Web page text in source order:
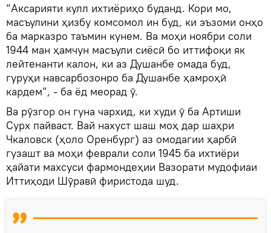
“Аксарияти кулл ихтиёриҳо буданд. Кори мо,
масъулини ҳизбу комсомол ин буд, ки эъзоми онҳо
ба марказро таъмин кунем. Ва моҳи ноябри соли
1944 ман ҳамчун масъули сиёсӣ бо иттифоқи як
лейтенанти калон, ки аз Душанбе омада буд,
гуруҳи навсарбозонро ба Душанбе ҳамроҳӣ
кардем”, - ба ёд меорад ӯ.
Ва рӯзгор он гуна чархид, ки худи ӯ ба Артиши
Сурх пайваст. Вай нахуст шаш моҳ дар шаҳри
Чкаловск (ҳоло Оренбург) аз омодагии ҳарбӣ
гузашт ва моҳи феврали соли 1945 ба ихтиёри
ҳайати махсуси фармондеҳии Вазорати мудофиаи
Иттиҳоди Шӯравӣ фиристода шуд.